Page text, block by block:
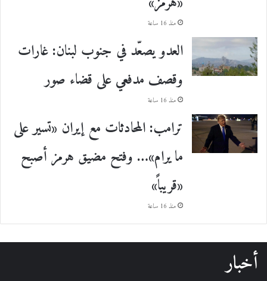
منذ 16 ساعة
العدو يصعّد في جنوب لبنان: غارات
وقصف مدفعي على قضاء صور
منذ 16 ساعة
ترامب: المحادثات مع إيران «تسير على
ما يرام»… وفتح مضيق هرمز أصبح
«قريباً»
منذ 16 ساعة
أخبار